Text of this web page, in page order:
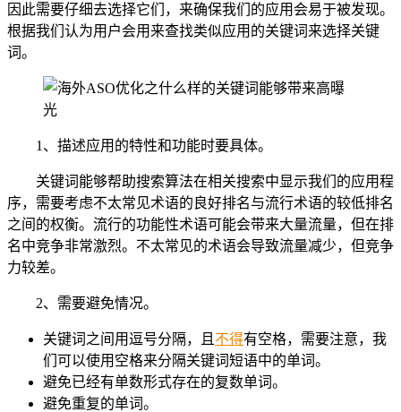
因此需要仔细去选择它们，来确保我们的应用会易于被发现。
根据我们认为用户会用来查找类似应用的关键词来选择关键
词。
1、描述应用的特性和功能时要具体。
关键词能够帮助搜索算法在相关搜索中显示我们的应用程
序，需要考虑不太常见术语的良好排名与流行术语的较低排名
之间的权衡。流行的功能性术语可能会带来大量流量，但在排
名中竞争非常激烈。不太常见的术语会导致流量减少，但竞争
力较差。
2、需要避免情况。
关键词之间用逗号分隔，且 不得有空格，需要注意，我
们可以使用空格来分隔关键词短语中的单词。
避免已经有单数形式存在的复数单词。
避免重复的单词。